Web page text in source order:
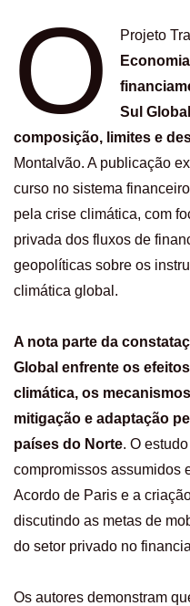
O Projeto
Sul
composição, limites e
Montalvão. A publicação
curso no sistema
pela crise climática, com
privada dos fluxos de
geopolíticas sobre os
climática global.
A nota parte da
Global enfrente os
climática, os
mitigação e adaptação
países do Norte. O
compromissos assumidos
Acordo de Paris e a
discutindo as metas de
do setor privado no
Os autores demonstram